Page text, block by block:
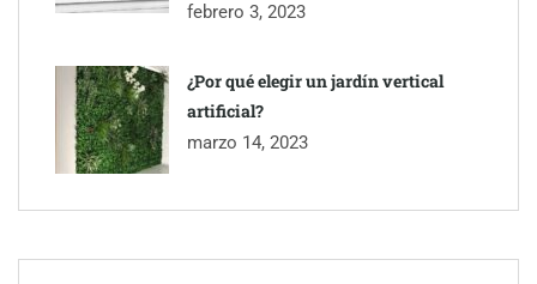
febrero 3, 2023
¿Por qué elegir un jardín vertical
artificial?
marzo 14, 2023